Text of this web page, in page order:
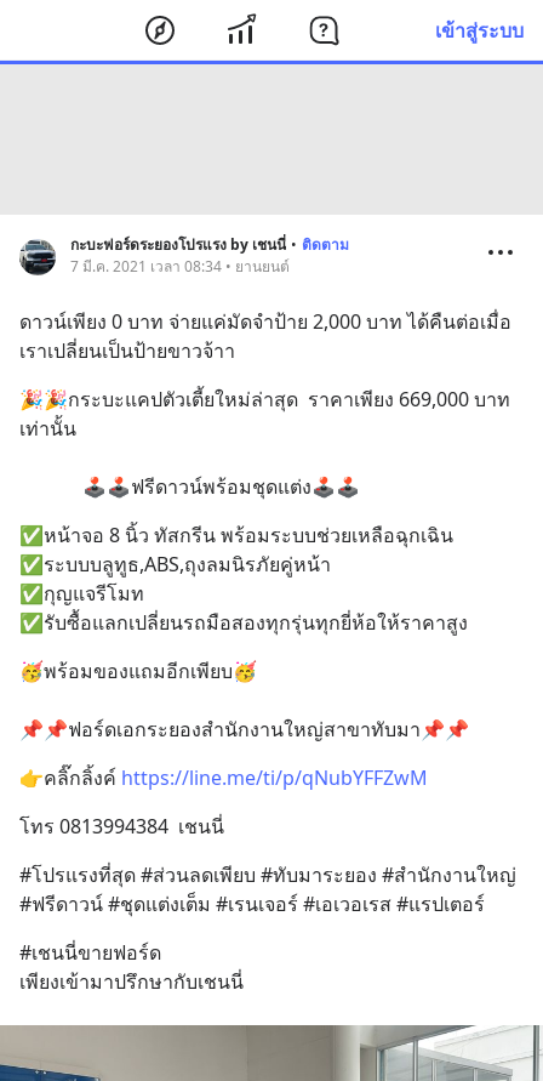
เข้าสู่ระบบ
กะบะฟอร์ดระยองโปรแรง by เชนนี่ • ติดตาม
7 มี.ค. 2021 เวลา 08:34 • ยานยนต์
ดาวน์เพียง 0 บาท จ่ายแค่มัดจำป้าย 2,000 บาท ได้คืนต่อเมื่อ
เราเปลี่ยนเป็นป้ายขาวจ้าา
🎉🎉กระบะแคปตัวเตี้ยใหม่ล่าสุด  ราคาเพียง 669,000 บาท
เท่านั้น
             🕹🕹ฟรีดาวน์พร้อมชุดแต่ง🕹🕹
✅หน้าจอ 8 นิ้ว ทัสกรีน พร้อมระบบช่วยเหลือฉุกเฉิน
✅ระบบบลูทูธ,ABS,ถุงลมนิรภัยคู่หน้า
✅กุญแจรีโมท
✅รับซื้อแลกเปลี่ยนรถมือสองทุกรุ่นทุกยี่ห้อให้ราคาสูง
🥳พร้อมของแถมอีกเพียบ🥳
📌📌ฟอร์ดเอกระยองสำนักงานใหญ่สาขาทับมา📌📌
👉คลิ๊กลิ้งค์ https://line.me/ti/p/qNubYFFZwM
โทร 0813994384  เชนนี่
#โปรแรงที่สุด #ส่วนลดเพียบ #ทับมาระยอง #สำนักงานใหญ่
#ฟรีดาวน์ #ชุดแต่งเต็ม #เรนเจอร์ #เอเวอเรส #แรปเตอร์
#เชนนี่ขายฟอร์ด
เพียงเข้ามาปรึกษากับเชนนี่